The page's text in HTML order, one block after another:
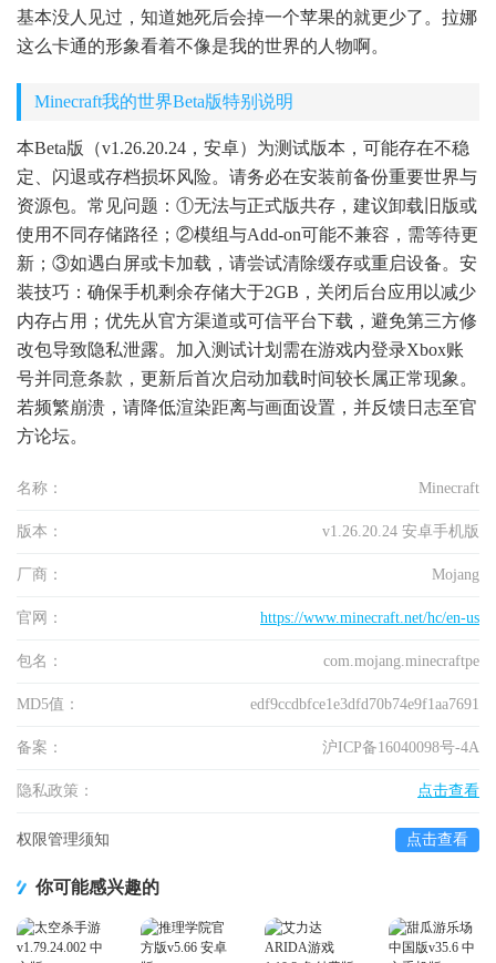
基本没人见过，知道她死后会掉一个苹果的就更少了。拉娜
这么卡通的形象看着不像是我的世界的人物啊。
Minecraft我的世界Beta版特别说明
本Beta版（v1.26.20.24，安卓）为测试版本，可能存在不稳
定、闪退或存档损坏风险。请务必在安装前备份重要世界与
资源包。常见问题：①无法与正式版共存，建议卸载旧版或
使用不同存储路径；②模组与Add-on可能不兼容，需等待更
新；③如遇白屏或卡加载，请尝试清除缓存或重启设备。安
装技巧：确保手机剩余存储大于2GB，关闭后台应用以减少
内存占用；优先从官方渠道或可信平台下载，避免第三方修
改包导致隐私泄露。加入测试计划需在游戏内登录Xbox账
号并同意条款，更新后首次启动加载时间较长属正常现象。
若频繁崩溃，请降低渲染距离与画面设置，并反馈日志至官
方论坛。
名称： Minecraft
版本： v1.26.20.24 安卓手机版
厂商： Mojang
官网： https://www.minecraft.net/hc/en-us
包名： com.mojang.minecraftpe
MD5值： edf9ccdbfce1e3dfd70b74e9f1aa7691
备案： 沪ICP备16040098号-4A
隐私政策： 点击查看
权限管理须知 点击查看
你可能感兴趣的